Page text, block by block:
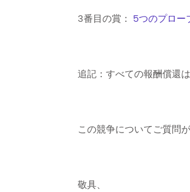
3番目の賞： 5つのプロー
追記：すべての報酬償還
この競争についてご質問
敬具、